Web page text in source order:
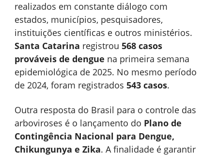
realizados em constante diálogo com
estados, municípios, pesquisadores,
instituições científicas e outros ministérios.
Santa Catarina registrou 568 casos
prováveis de dengue na primeira semana
epidemiológica de 2025. No mesmo período
de 2024, foram registrados 543 casos.
Outra resposta do Brasil para o controle das
arboviroses é o lançamento do Plano de
Contingência Nacional para Dengue,
Chikungunya e Zika. A finalidade é garantir